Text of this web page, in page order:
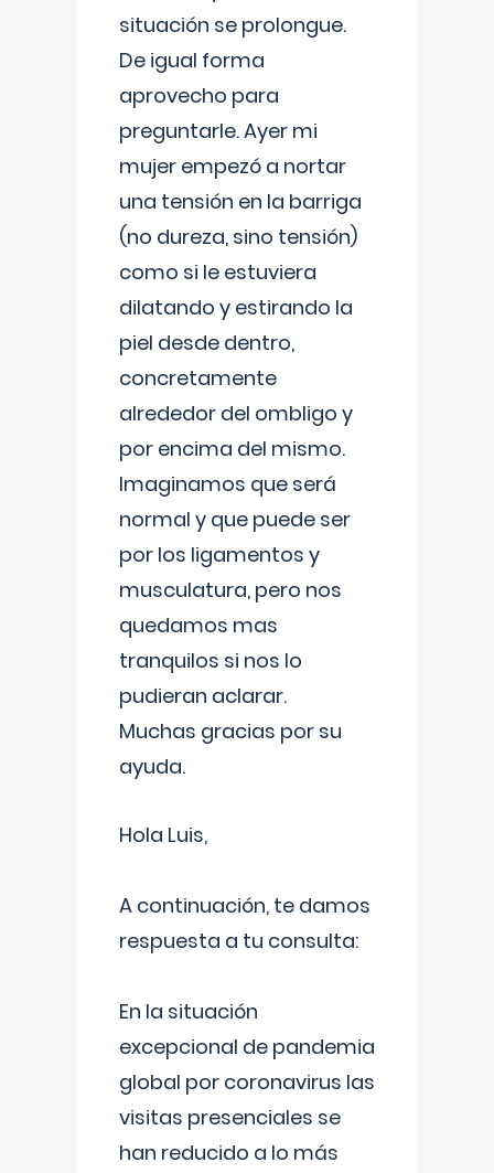
situación se prolongue.
De igual forma
aprovecho para
preguntarle. Ayer mi
mujer empezó a nortar
una tensión en la barriga
(no dureza, sino tensión)
como si le estuviera
dilatando y estirando la
piel desde dentro,
concretamente
alrededor del ombligo y
por encima del mismo.
Imaginamos que será
normal y que puede ser
por los ligamentos y
musculatura, pero nos
quedamos mas
tranquilos si nos lo
pudieran aclarar.
Muchas gracias por su
ayuda.
Hola Luis,
A continuación, te damos
respuesta a tu consulta:
En la situación
excepcional de pandemia
global por coronavirus las
visitas presenciales se
han reducido a lo más